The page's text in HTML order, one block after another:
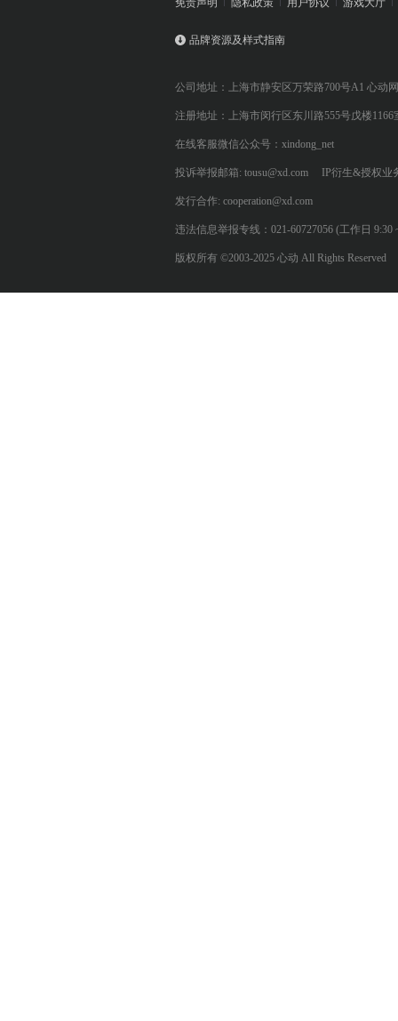
免责声明 隐私政策 用户协议 游戏大厅
品牌资源及样式指南
公司地址：上海市静安区万荣路700号A1 心动
注册地址：上海市闵行区东川路555号戊楼1166
在线客服微信公众号：xindong_net
投诉举报邮箱: tousu@xd.com IP衍生&授权业
发行合作: cooperation@xd.com
违法信息举报专线：021-60727056 (工作日 9:30
版权所有 ©2003-2025 心动 All Rights Reserved